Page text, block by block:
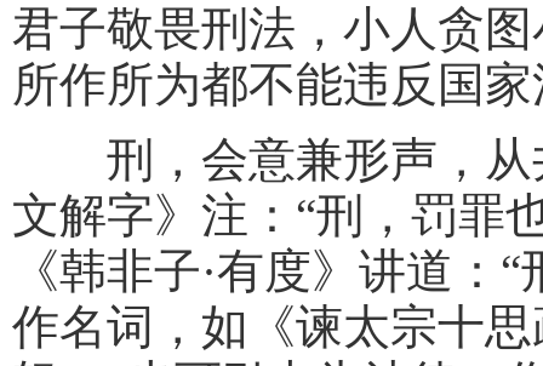
君子敬畏刑法，小人贪
所作所为都不能违反国
刑，会意兼形声，从
文解字》注：“刑，罚罪
《韩非子·有度》讲道：
作名词，如《谏太宗十